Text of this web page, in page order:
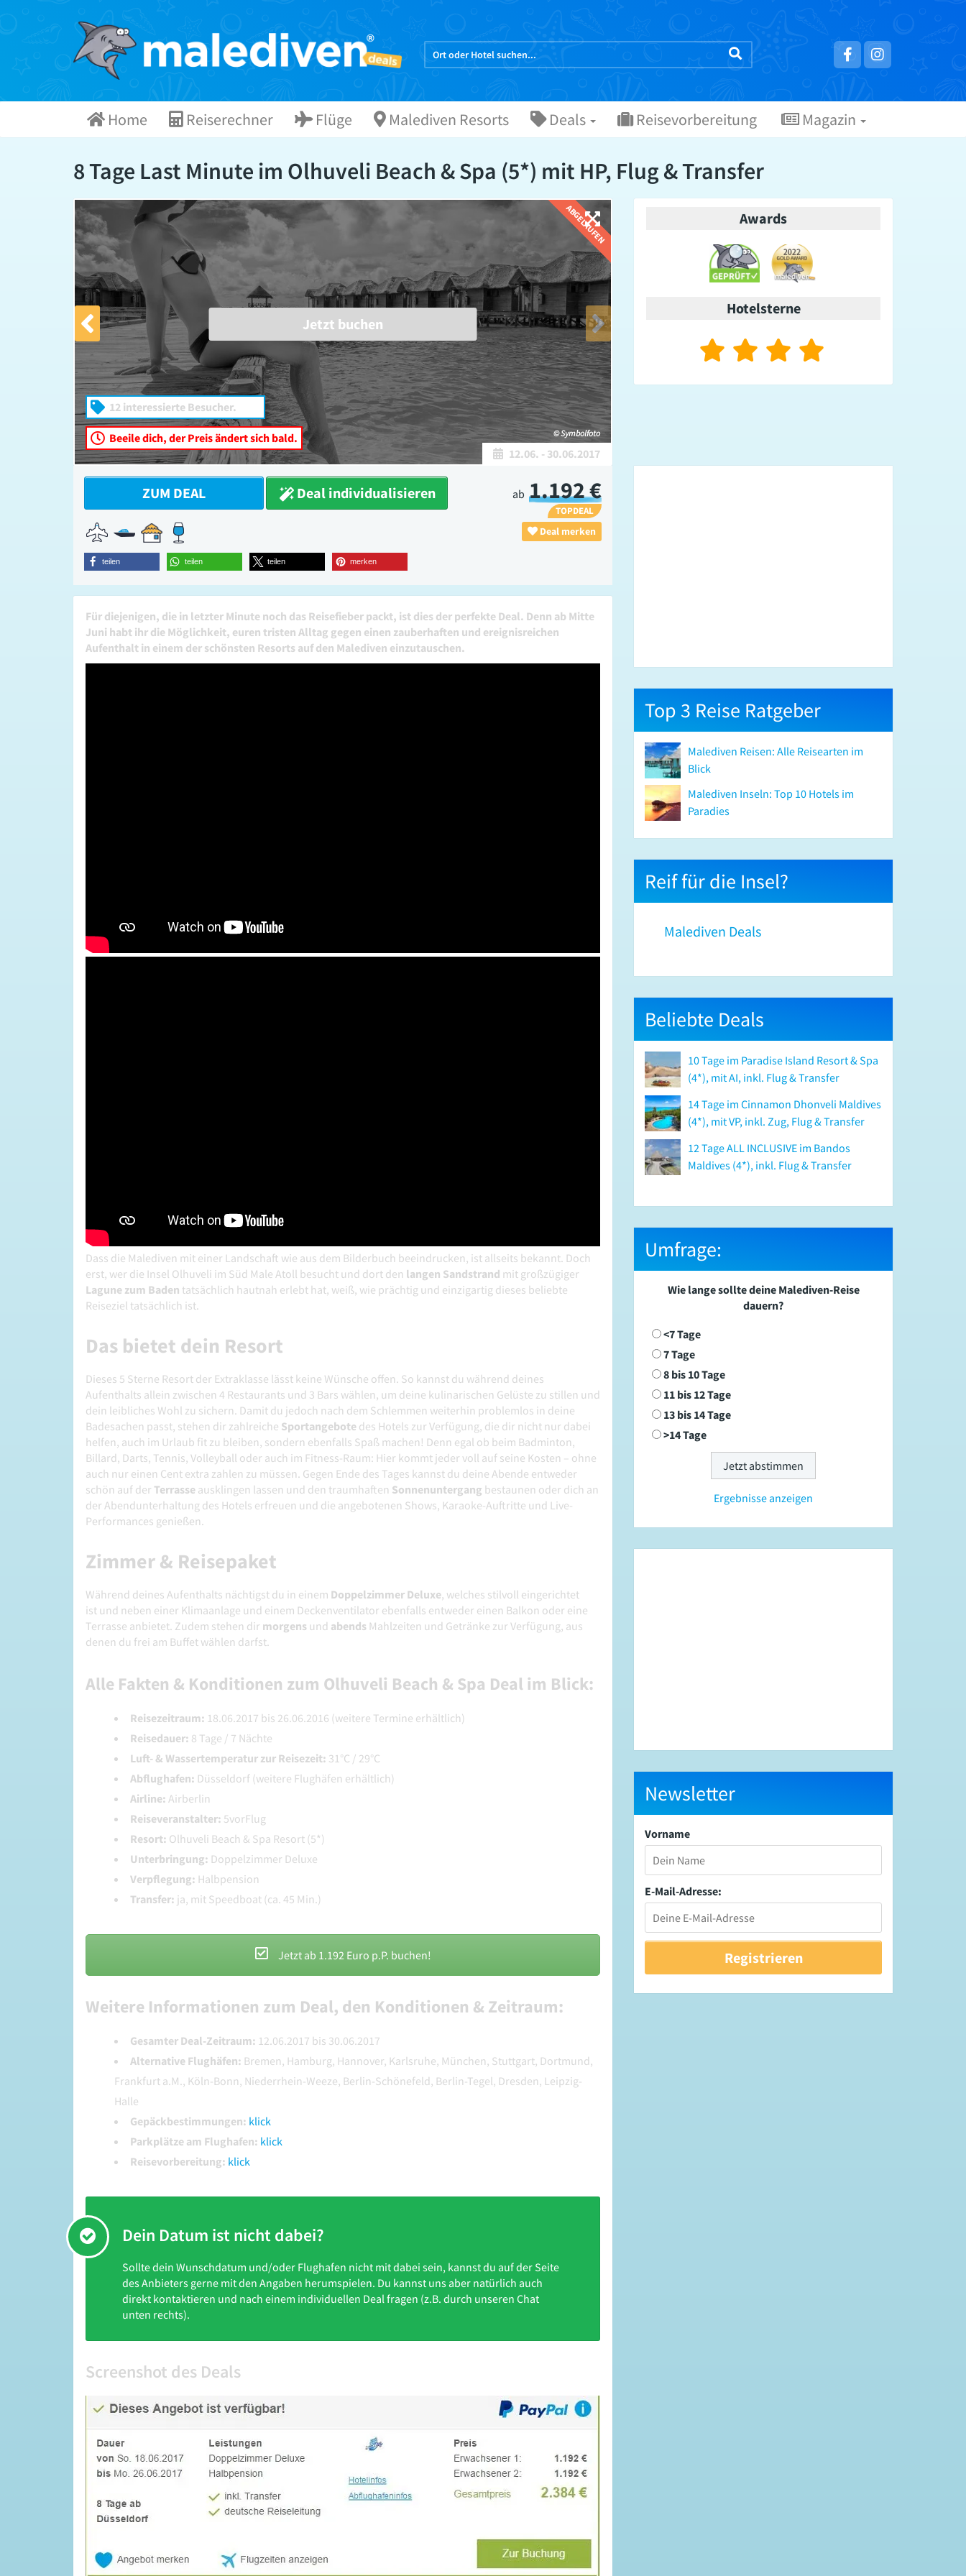
Home Reiserechner Flüge Malediven Resorts Deals Reisevorbereitung Magazin
8 Tage Last Minute im Olhuveli Beach & Spa (5*) mit HP, Flug & Transfer
© Symbolfoto
ABGELAUFEN
Jetzt buchen
12.06. - 30.06.2017
12 interessierte Besucher.
Beeile dich, der Preis ändert sich bald.
Awards
Hotelsterne
ZUM DEAL Deal individualisieren ab 1.192 €
TOPDEAL
Deal merken
teilen teilen teilen merken
Für diejenigen, die in letzter Minute noch das Reisefieber packt, ist dies der perfekte Deal. Denn ab Mitte
Juni habt ihr die Möglichkeit, euren tristen Alltag gegen einen zauberhaften und ereignisreichen
Aufenthalt in einem der schönsten Resorts auf den Malediven einzutauschen.
Dass die Malediven mit einer Landschaft wie aus dem Bilderbuch beeindrucken, ist allseits bekannt. Doch
erst, wer die Insel Olhuveli im Süd Male Atoll besucht und dort den langen Sandstrand mit großzügiger
Lagune zum Baden tatsächlich hautnah erlebt hat, weiß, wie prächtig und einzigartig dieses beliebte
Reiseziel tatsächlich ist.
Das bietet dein Resort
Dieses 5 Sterne Resort der Extraklasse lässt keine Wünsche offen. So kannst du während deines
Aufenthalts allein zwischen 4 Restaurants und 3 Bars wählen, um deine kulinarischen Gelüste zu stillen und
dein leibliches Wohl zu sichern. Damit du jedoch nach dem Schlemmen weiterhin problemlos in deine
Badesachen passt, stehen dir zahlreiche Sportangebote des Hotels zur Verfügung, die dir nicht nur dabei
helfen, auch im Urlaub fit zu bleiben, sondern ebenfalls Spaß machen! Denn egal ob beim Badminton,
Billard, Darts, Tennis, Volleyball oder auch im Fitness-Raum: Hier kommt jeder voll auf seine Kosten – ohne
auch nur einen Cent extra zahlen zu müssen. Gegen Ende des Tages kannst du deine Abende entweder
schön auf der Terrasse ausklingen lassen und den traumhaften Sonnenuntergang bestaunen oder dich an
der Abendunterhaltung des Hotels erfreuen und die angebotenen Shows, Karaoke-Auftritte und Live-
Performances genießen.
Zimmer & Reisepaket
Während deines Aufenthalts nächtigst du in einem Doppelzimmer Deluxe, welches stilvoll eingerichtet
ist und neben einer Klimaanlage und einem Deckenventilator ebenfalls entweder einen Balkon oder eine
Terrasse anbietet. Zudem stehen dir morgens und abends Mahlzeiten und Getränke zur Verfügung, aus
denen du frei am Buffet wählen darfst.
Alle Fakten & Konditionen zum Olhuveli Beach & Spa Deal im Blick:
Reisezeitraum: 18.06.2017 bis 26.06.2016 (weitere Termine erhältlich)
Reisedauer: 8 Tage / 7 Nächte
Luft- & Wassertemperatur zur Reisezeit: 31°C / 29°C
Abflughafen: Düsseldorf (weitere Flughäfen erhältlich)
Airline: Airberlin
Reiseveranstalter: 5vorFlug
Resort: Olhuveli Beach & Spa Resort (5*)
Unterbringung: Doppelzimmer Deluxe
Verpflegung: Halbpension
Transfer: ja, mit Speedboat (ca. 45 Min.)
Jetzt ab 1.192 Euro p.P. buchen!
Weitere Informationen zum Deal, den Konditionen & Zeitraum:
Gesamter Deal-Zeitraum: 12.06.2017 bis 30.06.2017
Alternative Flughäfen: Bremen, Hamburg, Hannover, Karlsruhe, München, Stuttgart, Dortmund,
Frankfurt a.M., Köln-Bonn, Niederrhein-Weeze, Berlin-Schönefeld, Berlin-Tegel, Dresden, Leipzig-
Halle
Gepäckbestimmungen: klick
Parkplätze am Flughafen: klick
Reisevorbereitung: klick
Dein Datum ist nicht dabei?
Sollte dein Wunschdatum und/oder Flughafen nicht mit dabei sein, kannst du auf der Seite
des Anbieters gerne mit den Angaben herumspielen. Du kannst uns aber natürlich auch
direkt kontaktieren und nach einem individuellen Deal fragen (z.B. durch unseren Chat
unten rechts).
Screenshot des Deals
Top 3 Reise Ratgeber
Malediven Reisen: Alle Reisearten im
Blick
Malediven Inseln: Top 10 Hotels im
Paradies
Reif für die Insel?
Malediven Deals
Beliebte Deals
10 Tage im Paradise Island Resort & Spa
(4*), mit AI, inkl. Flug & Transfer
14 Tage im Cinnamon Dhonveli Maldives
(4*), mit VP, inkl. Zug, Flug & Transfer
12 Tage ALL INCLUSIVE im Bandos
Maldives (4*), inkl. Flug & Transfer
Umfrage:
Wie lange sollte deine Malediven-Reise
dauern?
<7 Tage
7 Tage
8 bis 10 Tage
11 bis 12 Tage
13 bis 14 Tage
>14 Tage
Ergebnisse anzeigen
Newsletter
Vorname
E-Mail-Adresse: